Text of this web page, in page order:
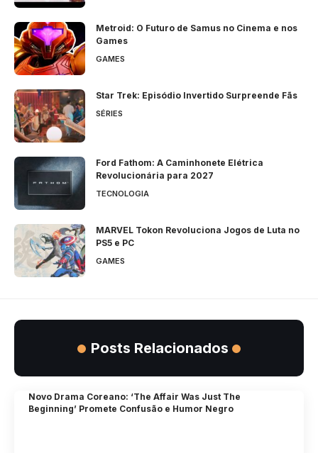
Metroid: O Futuro de Samus no Cinema e nos
Games
GAMES
Star Trek: Episódio Invertido Surpreende Fãs
SÉRIES
Ford Fathom: A Caminhonete Elétrica
Revolucionária para 2027
TECNOLOGIA
MARVEL Tokon Revoluciona Jogos de Luta no
PS5 e PC
GAMES
Posts Relacionados
Novo Drama Coreano: ‘The Affair Was Just The
Beginning’ Promete Confusão e Humor Negro